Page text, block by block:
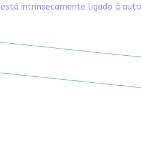
está intrinsecamente ligado à